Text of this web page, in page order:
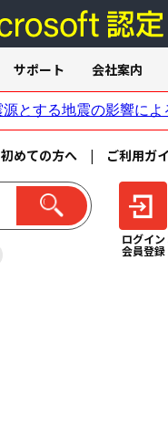
初めての方へ | ご利用ガ
ログイン
会員登録
サポート 会社案内